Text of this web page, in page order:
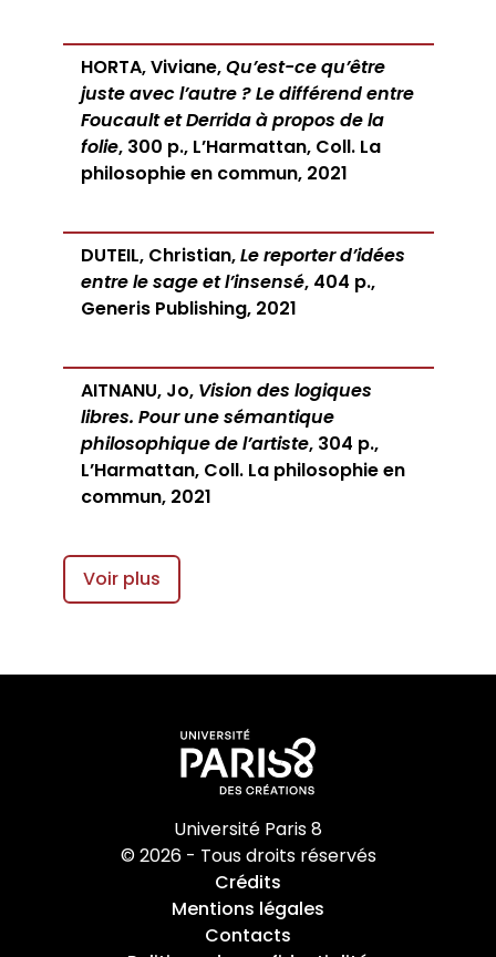
HORTA, Viviane,Qu’est-ce qu’être
juste avec l’autre ? Le différend entre
Foucault et Derrida à propos de la
folie, 300 p., L’Harmattan, Coll. La
philosophie en commun, 2021
DUTEIL, Christian,Le reporter d’idées
entre le sage et l’insensé, 404 p.,
Generis Publishing, 2021
AITNANU, Jo, Vision des logiques
libres. Pour une sémantique
philosophique de l’artiste, 304 p.,
L’Harmattan, Coll. La philosophie en
commun, 2021
Voir plus
Université Paris 8
© 2026 - Tous droits réservés
Crédits
Mentions légales
Contacts